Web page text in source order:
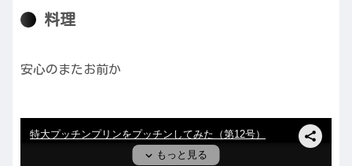
料理
安心のまたお前か